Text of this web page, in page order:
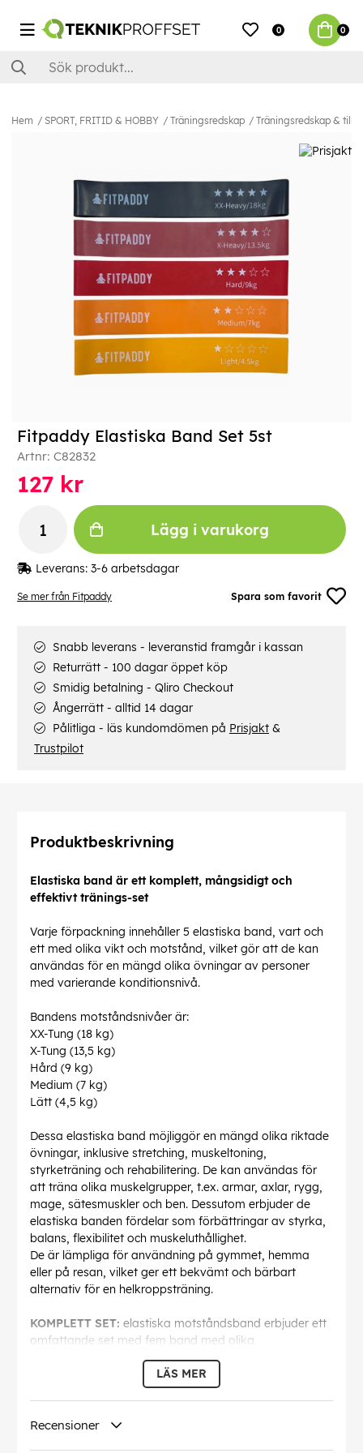
0 0
Hem SPORT, FRITID & HOBBY Träningsredskap Träningsredskap &
Se mer från Fitpaddy Spara som favorit
Fitpaddy Elastiska Band Set 5st
Artnr: C82832
127 kr
Lägg i varukorg
Leverans: 3-6 arbetsdagar
Snabb leverans - leveranstid framgår i kassan
Returrätt - 100 dagar öppet köp
Smidig betalning - Qliro Checkout
Ångerrätt - alltid 14 dagar
Pålitliga - läs kundomdömen på Prisjakt &
Trustpilot
Produktbeskrivning
Elastiska band är ett komplett, mångsidigt och
effektivt tränings-set
Varje förpackning innehåller 5 elastiska band, vart och
ett med olika vikt och motstånd, vilket gör att de kan
användas för en mängd olika övningar av personer
med varierande konditionsnivå.
Bandens motståndsnivåer är:
XX-Tung (18 kg)
X-Tung (13,5 kg)
Hård (9 kg)
Medium (7 kg)
Lätt (4,5 kg)
Dessa elastiska band möjliggör en mängd olika riktade
övningar, inklusive stretching, muskeltoning,
styrketräning och rehabilitering. De kan användas för
att träna olika muskelgrupper, t.ex. armar, axlar, rygg,
mage, sätesmuskler och ben. Dessutom erbjuder de
elastiska banden fördelar som förbättringar av styrka,
balans, flexibilitet och muskeluthållighet.
De är lämpliga för användning på gymmet, hemma
eller på resan, vilket ger ett bekvämt och bärbart
alternativ för en helkroppsträning.
KOMPLETT SET: elastiska motståndsband erbjuder ett
omfattande set med fem band med olika
motståndsnivåer för att tillgodose ett brett spektrum av
de olika motståndsnivåerna är dessa band lämpliga för
LÄS MER
Recensioner